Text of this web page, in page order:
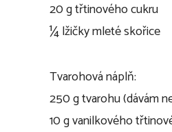
20 g třtinového cukru
¼ lžičky mleté skořice
Tvarohová náplň:
250 g tvarohu (dávám
10 g vanilkového